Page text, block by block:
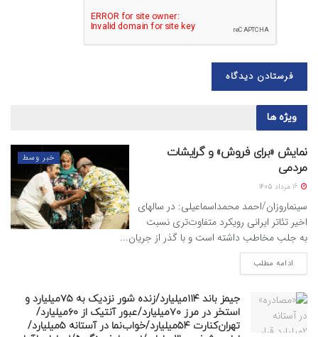
ویژه ها
خبر وسط
نمایش «برای فروش» و گرایشات
مردمی
سینماروزان/احمد محمداسماعیلی: در سالهای
اخیر تئاتر ایرانی رویکرد متفاوت‌تری نسبت
به جلب مخاطب داشته است و با گذر از جریان...
ادامه مطلب
جیمز باند ۱۱۴میلیارد/زنده شور نزدیک به ۷۵میلیارد و
استخر در مرز ۷۰میلیارد/عبور آنتیک از ۶۰میلیارد/
تهران‌کنارت ۵۴میلیارد/خواب‌نما در آستانه ۵میلیارد/